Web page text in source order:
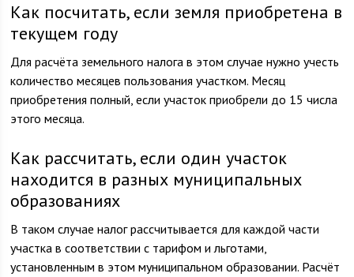
Как посчитать, если земля приобретена в
текущем году
Для расчёта земельного налога в этом случае нужно учесть
количество месяцев пользования участком. Месяц
приобретения полный, если участок приобрели до 15 числа
этого месяца.
Как рассчитать, если один участок
находится в разных муниципальных
образованиях
В таком случае налог рассчитывается для каждой части
участка в соответствии с тарифом и льготами,
установленным в этом муниципальном образовании. Расчёт